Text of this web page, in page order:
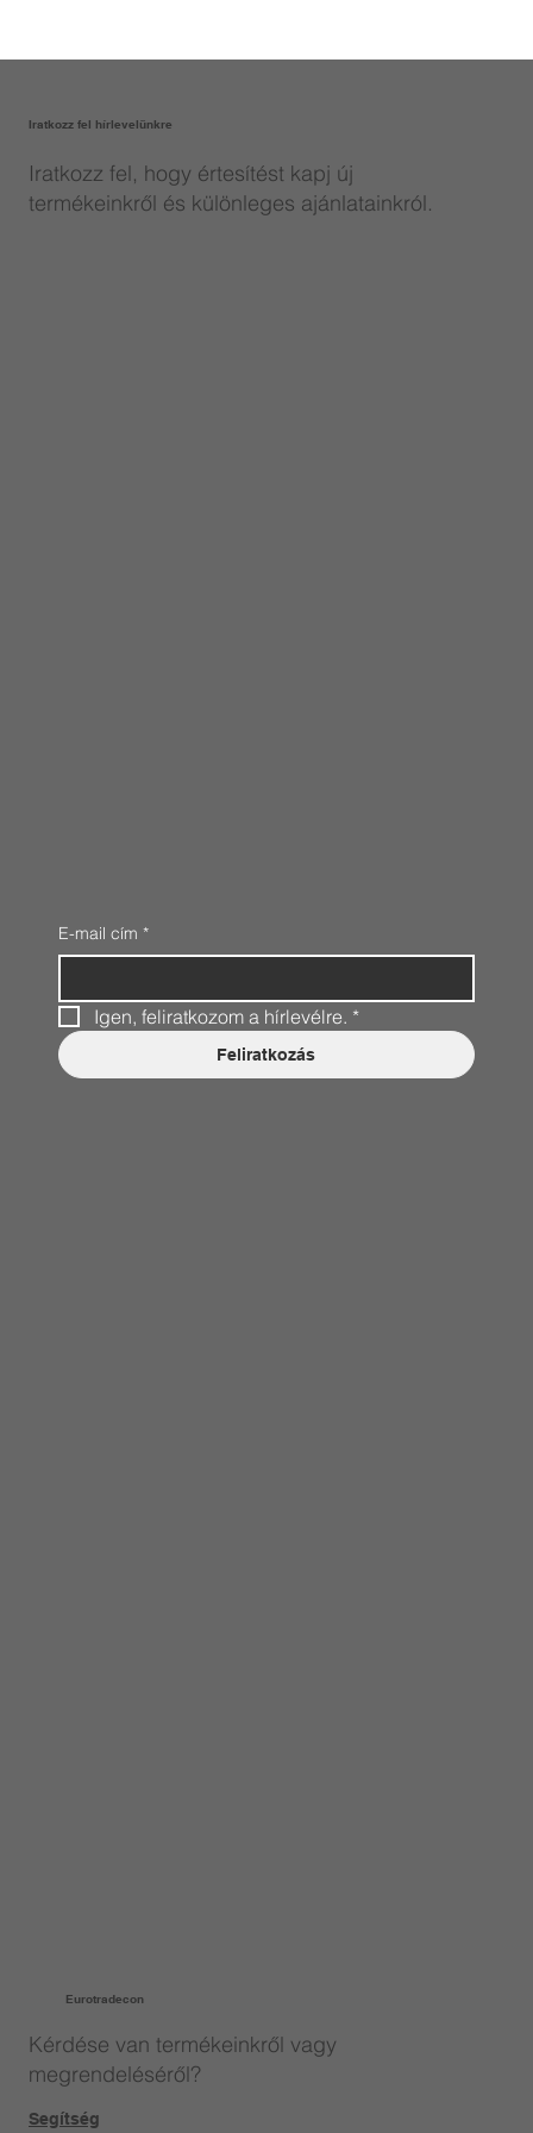
Iratkozz fel hírlevelünkre
Iratkozz fel, hogy értesítést kapj új
termékeinkről és különleges ajánlatainkról.
Eurotradecon
Kérdése van termékeinkről vagy
megrendeléséről?
Segítség
E-mail cím *
Igen, feliratkozom a hírlevélre. *
Feliratkozás